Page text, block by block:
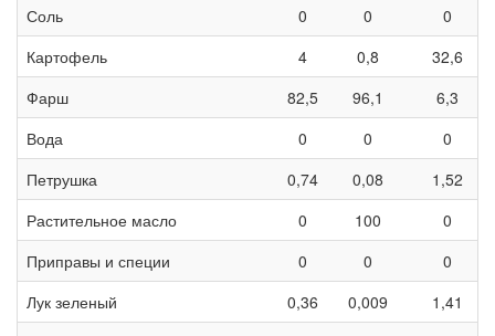
Соль
0 0
0
Картофель
4 0,8
32,6
Фарш
82,5 96,1
6,3
Вода
0 0
0
Петрушка
0,74 0,08
1,52
Растительное масло
0 100
0
Приправы и специи
0 0
0
Лук зеленый
0,36 0,009
1,41